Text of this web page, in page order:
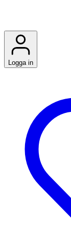
Logga in